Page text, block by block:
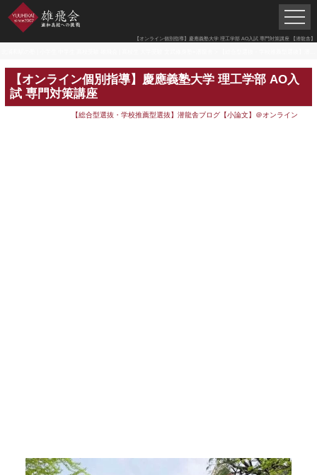
【オンライン個別指導】慶應義塾大学 理工学部 AO入試 専門対策講座 【潜龍舎】
【オンライン個別指導】慶應義塾大学 理工学部 AO入
試 専門対策講座
【総合型選抜・学校推薦型選抜】潜龍舎ブログ【小論文】＠オンライン